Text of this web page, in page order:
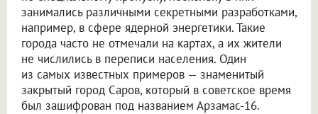
занимались различными секретными разработками,
например, в сфере ядерной энергетики. Такие
города часто не отмечали на картах, а их жители
не числились в переписи населения. Один
из самых известных примеров — знаменитый
закрытый город Саров, который в советское время
был зашифрован под названием Арзамас-16.